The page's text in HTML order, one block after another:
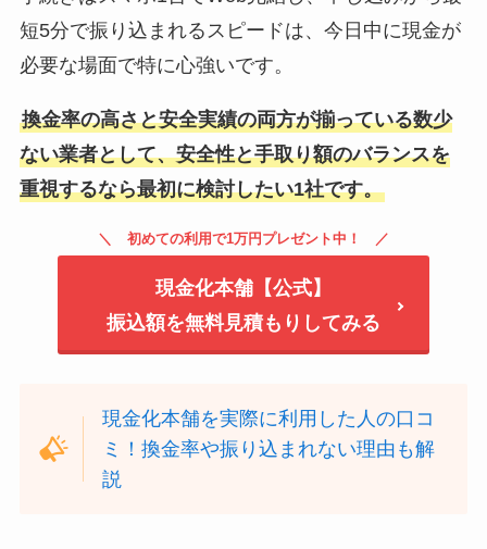
短5分で振り込まれるスピードは、今日中に現金が
必要な場面で特に心強いです。
換金率の高さと安全実績の両方が揃っている数少
ない業者として、安全性と手取り額のバランスを
重視するなら最初に検討したい1社です。
初めての利用で1万円プレゼント中！
現金化本舗【公式】
振込額を無料見積もりしてみる
現金化本舗を実際に利用した人の口コ
ミ！換金率や振り込まれない理由も解
説